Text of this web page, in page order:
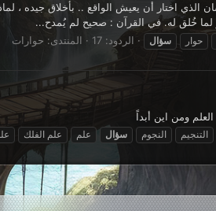
الذي اختار أن يعيش الواقع .. بأخلاق جيده ،
لما خُلق له. في القرآن : صحيح لم يُمدح...
حوار سؤال الردود: 17 المنتدى: حوارات
ومن اين أبداً
التنجيم النجوم سؤال علم علم الفلك